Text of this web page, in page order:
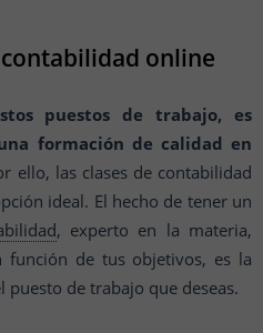
online
puestos de trabajo, es
formación de calidad en
ello, las clases de contabilidad
ideal. El hecho de tener un
, experto en la materia,
función de tus objetivos, es la
de trabajo que deseas.